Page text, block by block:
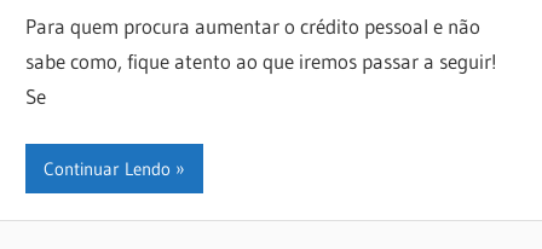
Para quem procura aumentar o crédito pessoal e não
sabe como, fique atento ao que iremos passar a seguir!
Se
Continuar Lendo